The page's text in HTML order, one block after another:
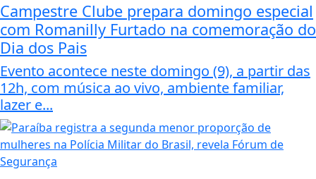
Campestre Clube prepara domingo especial
com Romanilly Furtado na comemoração do
Dia dos Pais
Evento acontece neste domingo (9), a partir das
12h, com música ao vivo, ambiente familiar,
lazer e...